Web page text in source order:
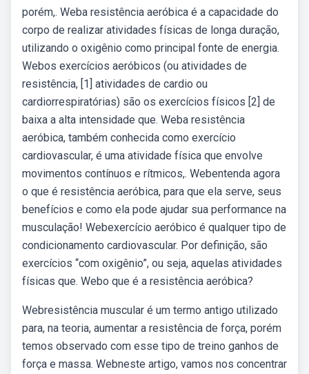
porém,. Weba resistência aeróbica é a capacidade do
corpo de realizar atividades físicas de longa duração,
utilizando o oxigênio como principal fonte de energia.
Webos exercícios aeróbicos (ou atividades de
resistência, [1] atividades de cardio ou
cardiorrespiratórias) são os exercícios físicos [2] de
baixa a alta intensidade que. Weba resistência
aeróbica, também conhecida como exercício
cardiovascular, é uma atividade física que envolve
movimentos contínuos e rítmicos,. Webentenda agora
o que é resistência aeróbica, para que ela serve, seus
benefícios e como ela pode ajudar sua performance na
musculação! Webexercício aeróbico é qualquer tipo de
condicionamento cardiovascular. Por definição, são
exercícios “com oxigênio”, ou seja, aquelas atividades
físicas que. Webo que é a resistência aeróbica?
Webresistência muscular é um termo antigo utilizado
para, na teoria, aumentar a resistência de força, porém
temos observado com esse tipo de treino ganhos de
força e massa. Webneste artigo, vamos nos concentrar